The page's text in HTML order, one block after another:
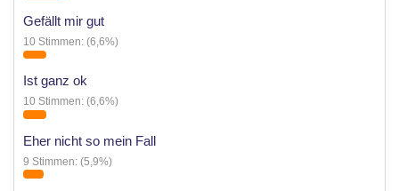
Gefällt mir gut
10 Stimmen: (6,6%)
Ist ganz ok
10 Stimmen: (6,6%)
Eher nicht so mein Fall
9 Stimmen: (5,9%)